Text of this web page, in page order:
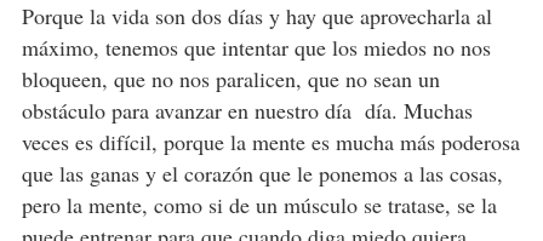
Porque la vida son dos días y hay que aprovecharla al
máximo, tenemos que intentar que los miedos no nos
bloqueen, que no nos paralicen, que no sean un
obstáculo para avanzar en nuestro día día. Muchas
veces es difícil, porque la mente es mucha más poderosa
que las ganas y el corazón que le ponemos a las cosas,
pero la mente, como si de un músculo se tratase, se la